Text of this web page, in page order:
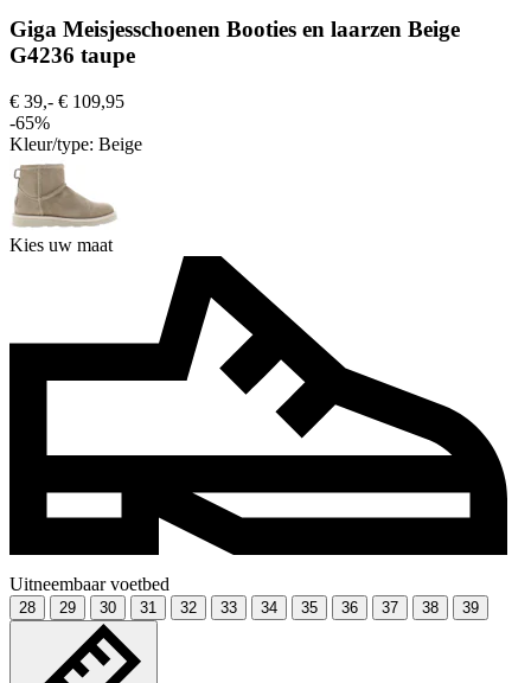
Giga Meisjesschoenen Booties en laarzen Beige
G4236 taupe
€ 39,- € 109,95
-65%
Kleur/type: Beige
Kies uw maat
Uitneembaar voetbed
28 29 30 31 32 33 34 35 36 37 38 39